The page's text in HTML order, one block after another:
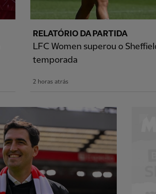
RELATÓRIO DA PARTIDA
LFC Women superou o
temporada
2 horas atrás